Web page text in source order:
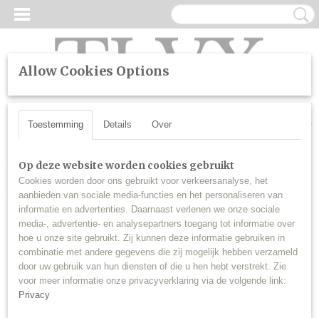
Inloggen Registreren
UW WINKELWAGEN
Home >Halogeen>Origineel halogeen lampen>
Origineel Halogeen lampen set (2 stuks)
Allow Cookies Options
Toestemming Details Over
Op deze website worden cookies gebruikt
Cookies worden door ons gebruikt voor verkeersanalyse, het
aanbieden van sociale media-functies en het personaliseren van
informatie en advertenties. Daarnaast verlenen we onze sociale
media-, advertentie- en analysepartners toegang tot informatie over
hoe u onze site gebruikt. Zij kunnen deze informatie gebruiken in
combinatie met andere gegevens die zij mogelijk hebben verzameld
door uw gebruik van hun diensten of die u hen hebt verstrekt. Zie
voor meer informatie onze privacyverklaring via de volgende link:
Privacy